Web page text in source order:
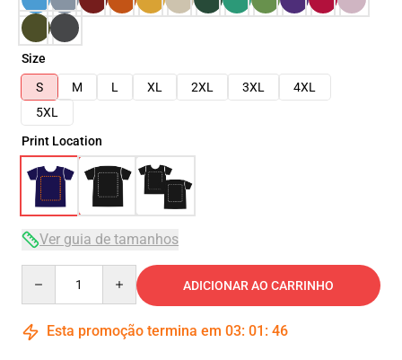
Size
S
M L XL 2XL 3XL
4XL
5XL
Print Location
Ver guia de tamanhos
ADICIONAR AO CARRINHO
Esta promoção termina em 03: 01 : 46